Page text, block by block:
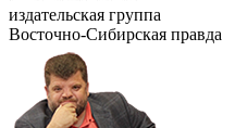
издательская группа
Восточно-Сибирская правда